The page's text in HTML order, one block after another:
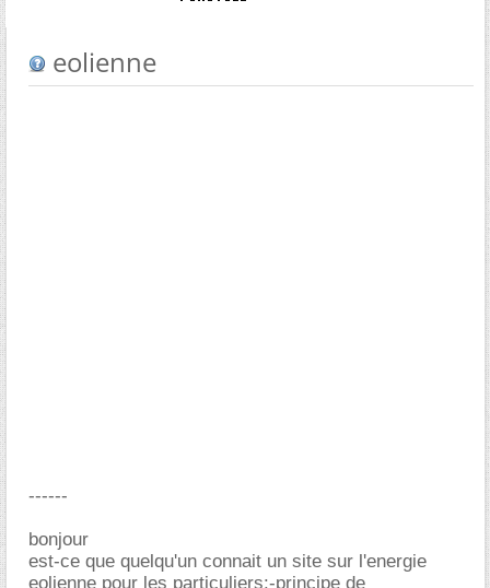
eolienne
------
bonjour
est-ce que quelqu'un connait un site sur l'energie
eolienne pour les particuliers:-principe de